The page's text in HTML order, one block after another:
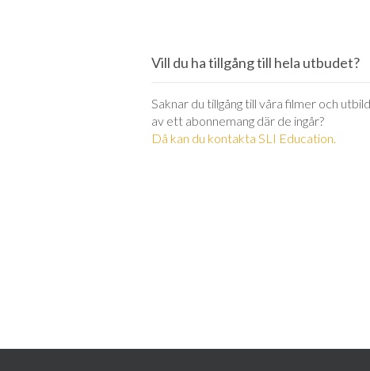
Vill du ha tillgång till hela utbudet?
Saknar du tillgång till våra filmer och
av ett abonnemang där de ingår?
Då kan du kontakta SLI Education.